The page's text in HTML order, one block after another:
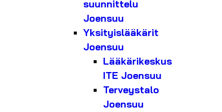
suunnittelu
Joensuu
Yksityislääkärit
Joensuu
Lääkärikeskus
ITE Joensuu
Terveystalo
Joensuu